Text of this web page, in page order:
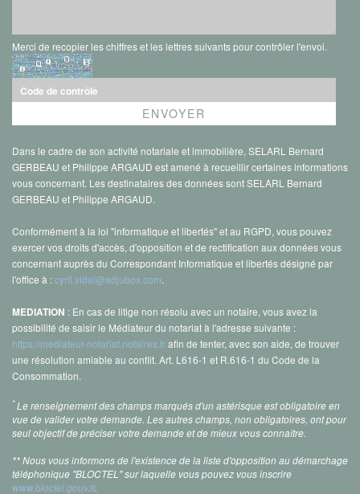
Merci de recopier les chiffres et les lettres suivants pour contrôler l'envoi.
Dans le cadre de son activité notariale et immobilière, SELARL Bernard
GERBEAU et Philippe ARGAUD est amené à recueillir certaines informations
vous concernant. Les destinataires des données sont SELARL Bernard
GERBEAU et Philippe ARGAUD.
Conformément à la loi "informatique et libertés" et au RGPD, vous pouvez
exercer vos droits d'accès, d'opposition et de rectification aux données vous
concernant auprès du Correspondant Informatique et libertés désigné par
l'office à :cyril.vidal@adjubox.com.
MEDIATION : En cas de litige non résolu avec un notaire, vous avez la
possibilité de saisir le Médiateur du notariat à l'adresse suivante :
https://mediateur-notariat.notaires.frafin de tenter, avec son aide, de trouver
une résolution amiable au conflit. Art. L616-1 et R.616-1 du Code de la
Consommation.
*Le renseignement des champs marqués d'un astérisque est obligatoire en
vue de valider votre demande. Les autres champs, non obligatoires, ont pour
seul objectif de préciser votre demande et de mieux vous connaître.
** Nous vous informons de l'existence de la liste d'opposition au démarchage
téléphonique "BLOCTEL" sur laquelle vous pouvez vous inscrire
www.bloctel.gouv.fr.